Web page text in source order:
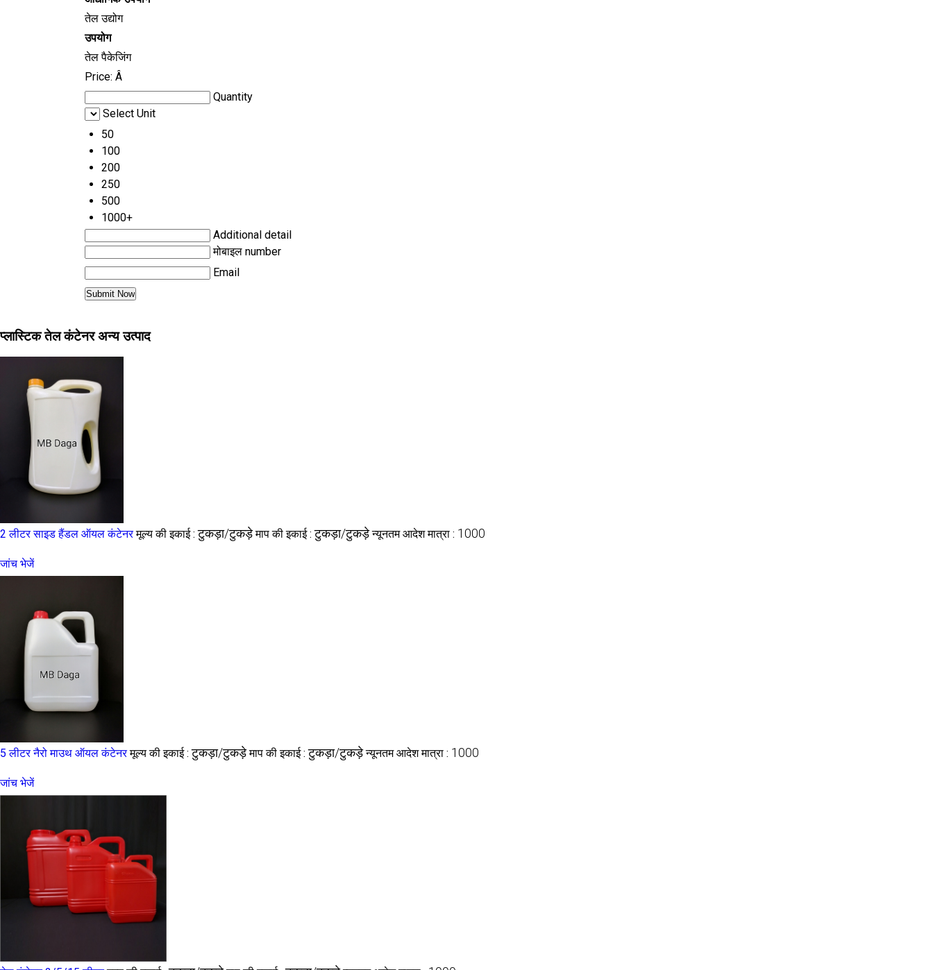
तेल उद्योग
उपयोग
तेल पैकेजिंग
Price: Â
Quantity
Select Unit
50
100
200
250
500
1000+
Additional detail
मोबाइल number
Email
प्लास्टिक तेल कंटेनर अन्य उत्पाद
2 लीटर साइड हैंडल ऑयल कंटेनर मूल्य की इकाई :टुकड़ा/टुकड़े माप की इकाई :टुकड़ा/टुकड़े न्यूनतम आदेश मात्रा : 1000
जांच भेजें
5 लीटर नैरो माउथ ऑयल कंटेनर मूल्य की इकाई :टुकड़ा/टुकड़े माप की इकाई :टुकड़ा/टुकड़े न्यूनतम आदेश मात्रा : 1000
जांच भेजें